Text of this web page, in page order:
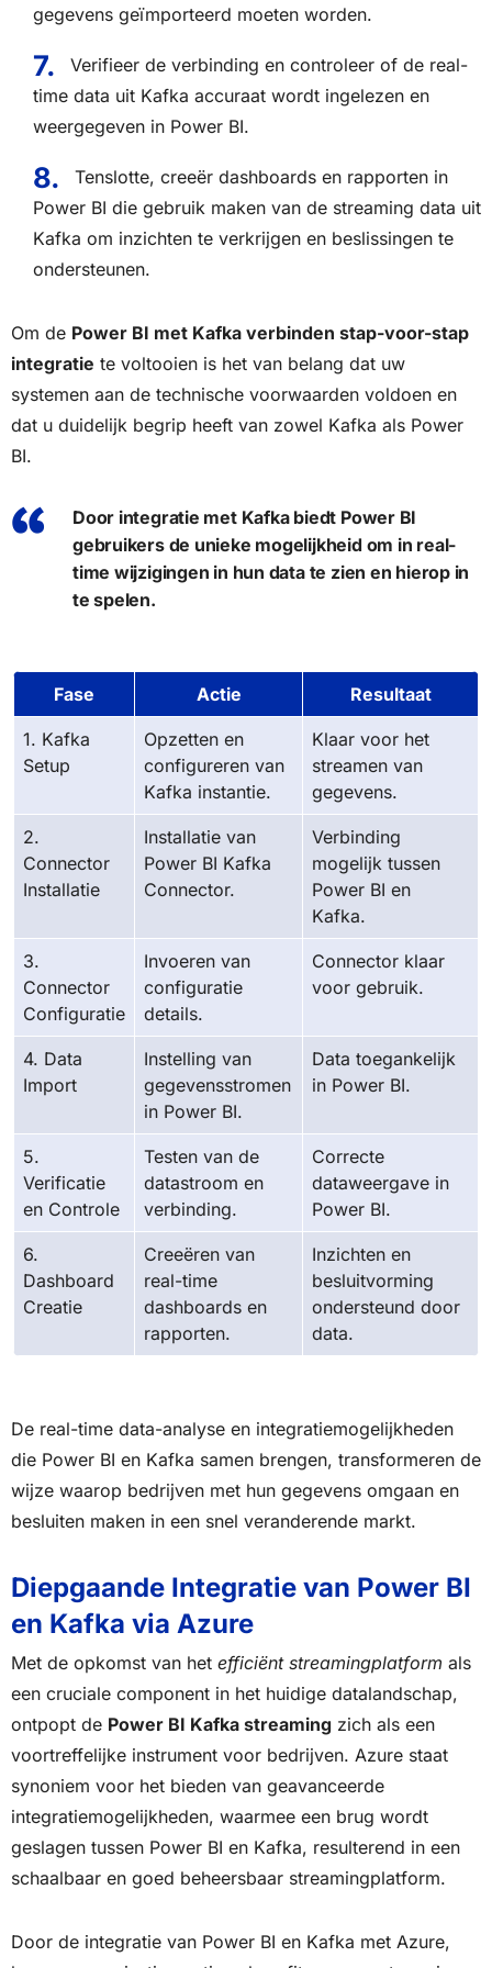
gegevens geïmporteerd moeten worden.
Verifieer de verbinding en controleer of de real-
time data uit Kafka accuraat wordt ingelezen en
weergegeven in Power BI.
Tenslotte, creeër dashboards en rapporten in
Power BI die gebruik maken van de streaming data uit
Kafka om inzichten te verkrijgen en beslissingen te
ondersteunen.
Om de Power BI met Kafka verbinden stap-voor-stap
integratie te voltooien is het van belang dat uw
systemen aan de technische voorwaarden voldoen en
dat u duidelijk begrip heeft van zowel Kafka als Power
BI.
Door integratie met Kafka biedt Power BI
gebruikers de unieke mogelijkheid om in real-
time wijzigingen in hun data te zien en hierop in
te spelen.
Fase Actie Resultaat
1. Kafka
Setup
Opzetten en
configureren van
Kafka instantie.
Klaar voor het
streamen van
gegevens.
2.
Connector
Installatie
Installatie van
Power BI Kafka
Connector.
Verbinding
mogelijk tussen
Power BI en
Kafka.
3.
Connector
Configuratie
Invoeren van
configuratie
details.
Connector klaar
voor gebruik.
4. Data
Import
Instelling van
gegevensstromen
in Power BI.
Data toegankelijk
in Power BI.
5.
Verificatie
en Controle
Testen van de
datastroom en
verbinding.
Correcte
dataweergave in
Power BI.
6.
Dashboard
Creatie
Creeëren van
real-time
dashboards en
rapporten.
Inzichten en
besluitvorming
ondersteund door
data.
De real-time data-analyse en integratiemogelijkheden
die Power BI en Kafka samen brengen, transformeren de
wijze waarop bedrijven met hun gegevens omgaan en
besluiten maken in een snel veranderende markt.
Diepgaande Integratie van Power BI
en Kafka via Azure
Met de opkomst van het efficiënt streamingplatform als
een cruciale component in het huidige datalandschap,
ontpopt de Power BI Kafka streaming zich als een
voortreffelijke instrument voor bedrijven. Azure staat
synoniem voor het bieden van geavanceerde
integratiemogelijkheden, waarmee een brug wordt
geslagen tussen Power BI en Kafka, resulterend in een
schaalbaar en goed beheersbaar streamingplatform.
Door de integratie van Power BI en Kafka met Azure,